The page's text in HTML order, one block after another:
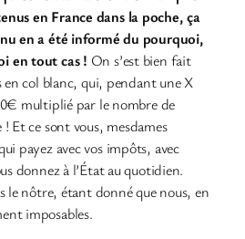
en France dans la poche, ça
en a été informé du pourquoi,
en tout cas ! On s’est bien fait
en col blanc, qui, pendant une X
multiplié par le nombre de
Et ce sont vous, mesdames
payez avec vos impôts, avec
donnez à l’État au quotidien.
le nôtre, étant donné que nous, en
imposables.